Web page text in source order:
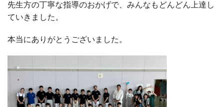
先生方の丁寧な指導のおかげで、みんなもどんどん上達し
ていきました。
本当にありがとうございました。